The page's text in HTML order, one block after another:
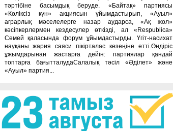
тәртібіне басымдық беруде. «Байтақ» партиясы
«Көліксіз күн» акциясын ұйымдастырып, «Ауыл»
аграрлық мәселелерге назар аударса, «Ақ жол»
кәсіпкерлермен кездесулер өткізді, ал «Respublica»
Семей қаласында форум ұйымдастырды. Үгіт-насихат
науқаны жария саяси пікірталас кезеңіне өтті.Өндіріс
ұжымдарынан жастарға дейін: партиялар қандай
топтарға бағытталудаСалалық тәсіл «Әділет» және
«Ауыл» партия...